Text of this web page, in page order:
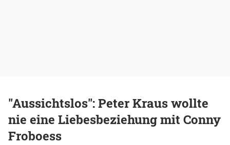
"Aussichtslos": Peter Kraus wollte
nie eine Liebesbeziehung mit Conny
Froboess